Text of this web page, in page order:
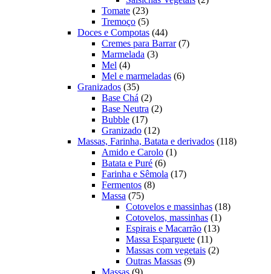
Tomate 2323
produtos
Tremoço 55
produtos
Doces e Compotas 4444
produtos
Cremes para Barrar 77
Marmelada 33
Mel 44
produtos
Mel e marmeladas 66
Granizados 3535
produtos
Base Chá 22
produtos
Base Neutra 22
Bubble 1717
produtos
Granizado 1212
produtos
Massas, Farinha, Batata e derivados 118118
Amido e Carolo 11
Batata e Puré 66
produtos
Farinha e Sêmola 1717
Fermentos 88
Massa 7575
produtos
Cotovelos e massinhas 1818
Cotovelos, massinhas 11
produto
Espirais e Macarrão 1313
Massa Esparguete 1111
produtos
Massas com vegetais 22
Outras Massas 99
9